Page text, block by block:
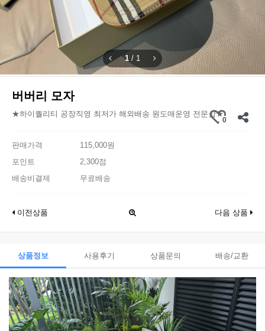
1 / 1
버버리 모자
★하이퀄리티 공장직영 최저가 해외배송 원도매운영 전문샵★
0
판매가격
115,000원
포인트
2,300점
배송비결제
무료배송
이전상품 다음 상품
상품정보 사용후기 상품문의 배송/교환